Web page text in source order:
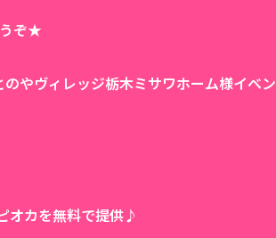
ぞ★
やヴィレッジ栃木ミサワホーム様イベン
オカを無料で提供♪